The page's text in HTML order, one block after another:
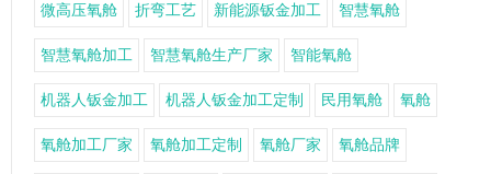
微高压氧舱 折弯工艺 新能源钣金加工 智慧氧舱
智慧氧舱加工 智慧氧舱生产厂家 智能氧舱
机器人钣金加工 机器人钣金加工定制 民用氧舱 氧舱
氧舱加工厂家 氧舱加工定制 氧舱厂家 氧舱品牌